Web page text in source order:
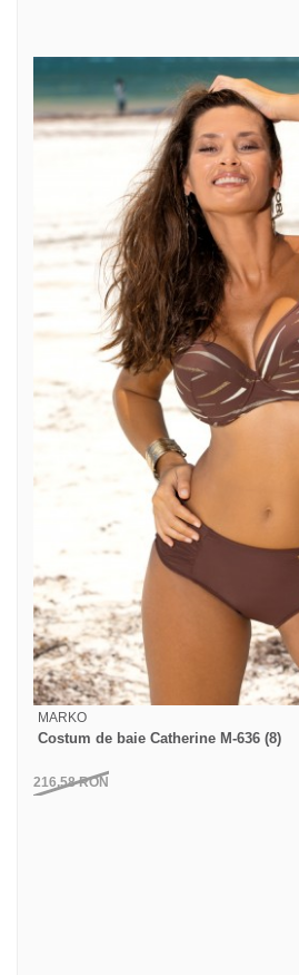
MARKO
Costum de baie Catherine M-636 (8)
216,58RON